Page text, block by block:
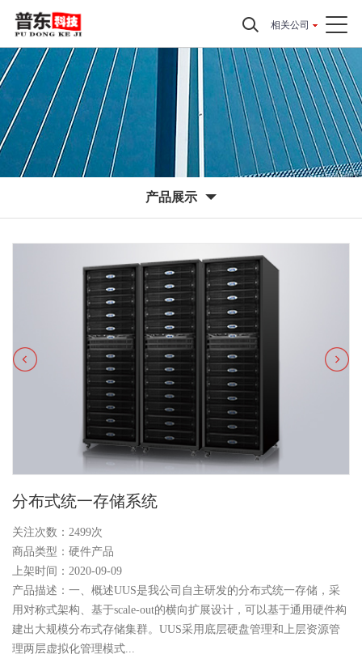
相关公司
产品展示
分布式统一存储系统
关注次数： 2499次
商品类型：硬件产品
上架时间：2020-09-09
产品描述：一、概述UUS是我公司自主研发的分布式统一存储，采
用对称式架构、基于scale-out的横向扩展设计，可以基于通用硬件构
建出大规模分布式存储集群。UUS采用底层硬盘管理和上层资源管
理两层虚拟化管理模式...